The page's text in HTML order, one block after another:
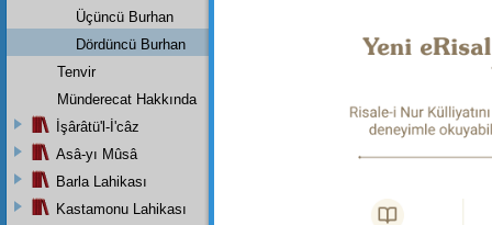
Üçüncü Burhan
Dördüncü Burhan
Tenvir
Münderecat Hakkında
İşârâtü'l-İ'câz
Asâ-yı Mûsâ
Barla Lahikası
Kastamonu Lahikası